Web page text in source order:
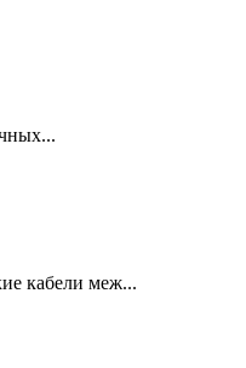
кабели меж...